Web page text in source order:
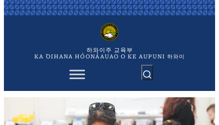
콘
텐
하와이주 교육부
KA `OIHANA HO`ONA`AUAO O KE AUPUNI 하와이